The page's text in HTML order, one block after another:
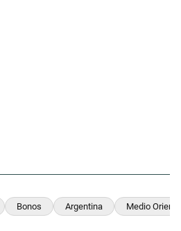
Bonos Argentina Medio Oriente